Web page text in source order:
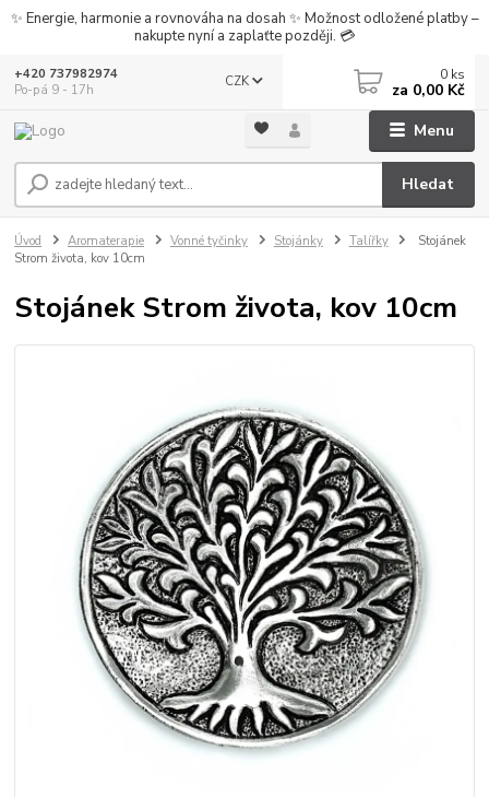
✨ Energie, harmonie a rovnováha na dosah ✨ Možnost odložené platby –
nakupte nyní a zaplaťte později. 💳
Menu
CZK
Hledat
+420 737982974
Po-pá 9 - 17h
0 ks
za 0,00 Kč
Úvod Aromaterapie Vonné tyčinky Stojánky Talířky
Stojánek
Strom života, kov 10cm
Stojánek Strom života, kov 10cm